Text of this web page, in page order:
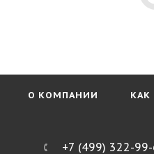
О КОМПАНИИ КАК
+7 (499) 322-